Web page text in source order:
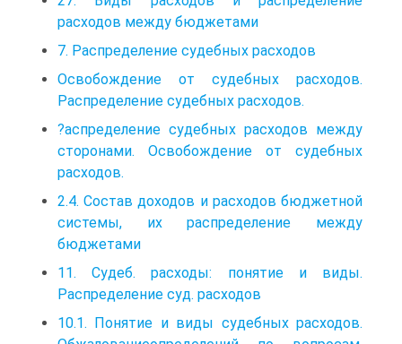
расходов между бюджетами
7. Распределение судебных расходов
Освобождение от судебных расходов.
Распределение судебных расходов.
?аспределение судебных расходов между
сторонами. Освобождение от судебных
расходов.
2.4. Состав доходов и расходов бюджетной
системы, их распределение между
бюджетами
11. Судеб. расходы: понятие и виды.
Распределение суд. расходов
10.1. Понятие и виды судебных расходов.